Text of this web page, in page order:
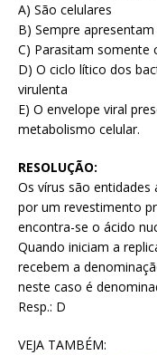
A) São celulares
B) Sempre
C) Parasitam somente
D) O ciclo lítico dos
virulenta
E) O envelope viral
metabolismo celular.
RESOLUÇÃO:
Os vírus são
por um revestimento
encontra-se o ácido
Quando iniciam a
recebem a
neste caso é
Resp.: D
VEJA TAMBÉM: